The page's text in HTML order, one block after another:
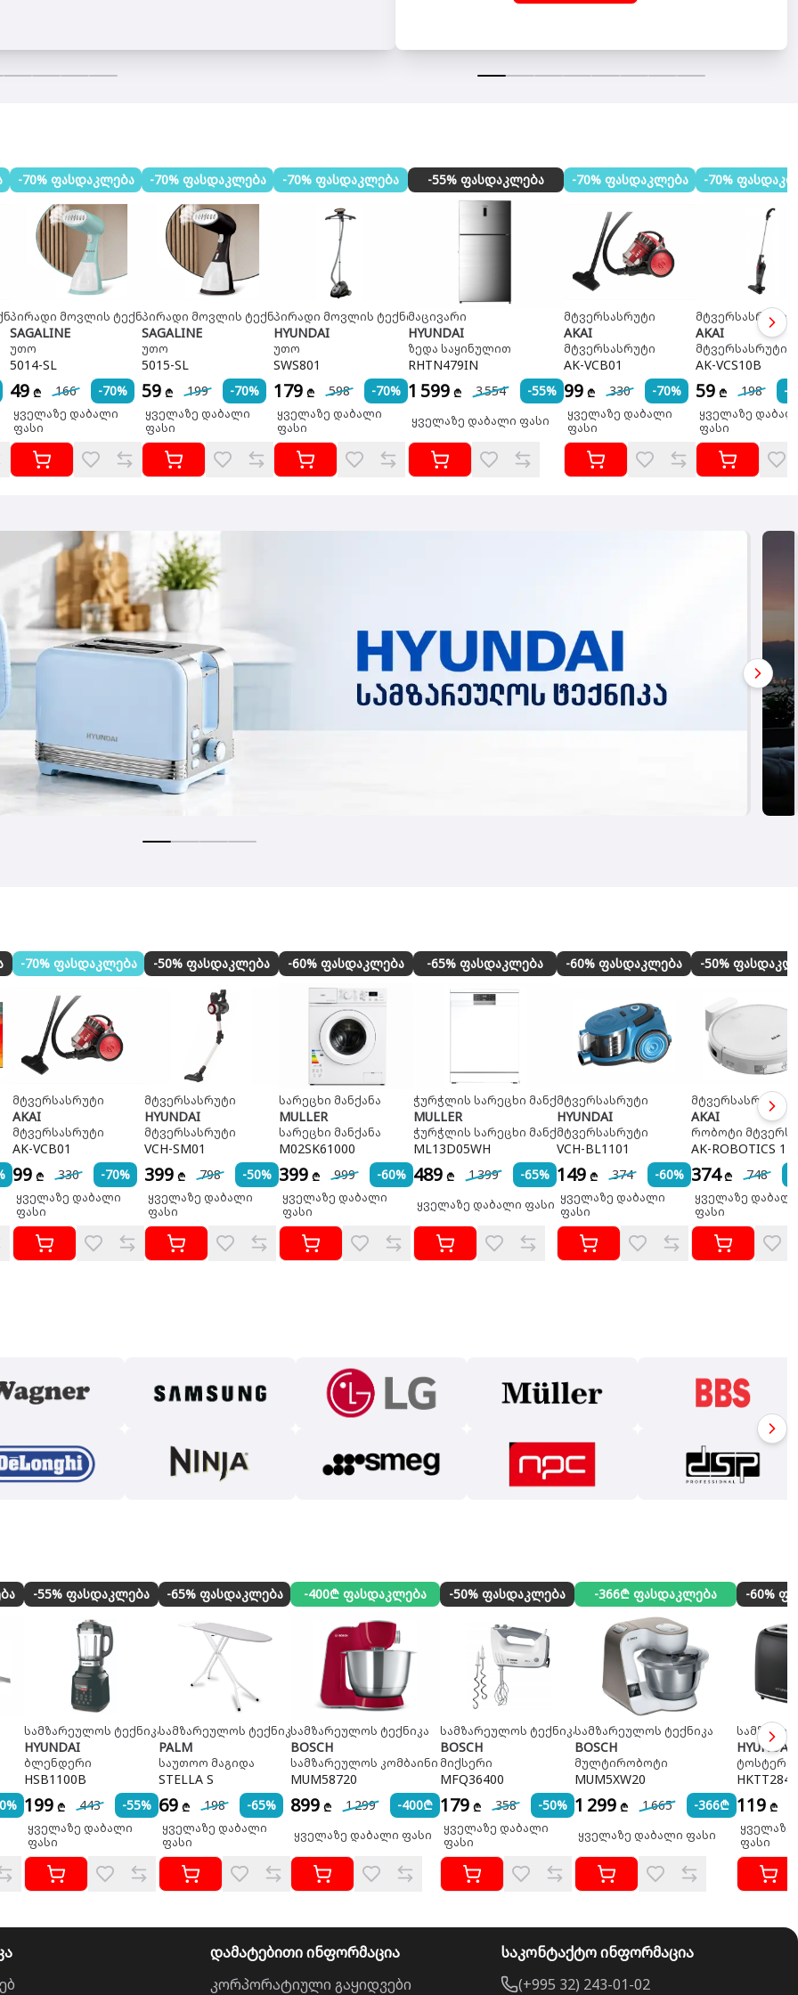
-70% ფასდაკლება
პირადი მოვლის ტექნიკა
SAGALINE
უთო
5014-SL
49 ₾ 166 -70%
ყველაზე დაბალი
ფასი
-70% ფასდაკლება
პირადი მოვლის ტექნიკა
SAGALINE
უთო
5015-SL
59 ₾ 199 -70%
ყველაზე დაბალი
ფასი
-70% ფასდაკლება
პირადი მოვლის ტექნიკა
HYUNDAI
უთო
SWS801
179 ₾ 598 -70%
ყველაზე დაბალი
ფასი
-55% ფასდაკლება
მაცივარი
HYUNDAI
ზედა საყინულით
RHTN479IN
1 599 ₾ 3 554 -55%
ყველაზე დაბალი ფასი
-70% ფასდაკლება
მტვერსასრუტი
AKAI
მტვერსასრუტი
AK-VCB01
99 ₾ 330 -70%
ყველაზე დაბალი
ფასი
-70%
მტვერსასრუტი
AKAI
მტვერსასრუტი
AK-VCS10B
59 ₾ 198 -
ყველაზე
ფასი
Go
Go
-70% ფასდაკლება
მტვერსასრუტი
AKAI
მტვერსასრუტი
AK-VCB01
99 ₾ 330 -70%
ყველაზე დაბალი
ფასი
-50% ფასდაკლება
მტვერსასრუტი
HYUNDAI
მტვერსასრუტი
VCH-SM01
399 ₾ 798 -50%
ყველაზე დაბალი
ფასი
-60% ფასდაკლება
სარეცხი მანქანა
MULLER
სარეცხი მანქანა
M02SK61000
399 ₾ 999 -60%
ყველაზე დაბალი
ფასი
-65% ფასდაკლება
ჭურჭლის სარეცხი მანქანა
MULLER
ჭურჭლის სარეცხი მანქანა
ML13D05WH
489 ₾ 1 399 -65%
ყველაზე დაბალი ფასი
-60% ფასდაკლება
მტვერსასრუტი
HYUNDAI
მტვერსასრუტი
VCH-BL1101
149 ₾ 374 -60%
ყველაზე დაბალი
ფასი
-50%
მტვერსასრუტი
AKAI
რობოტი
AK-ROBOTICS 1
374 ₾ 748
ყველაზე
ფასი
-55% ფასდაკლება
სამზარეულოს ტექნიკა
HYUNDAI
ბლენდერი
HSB1100B
199 ₾ 443 -55%
ყველაზე დაბალი
ფასი
-65% ფასდაკლება
სამზარეულოს ტექნიკა
PALM
საუთოო მაგიდა
STELLA S
69 ₾ 198 -65%
ყველაზე დაბალი
ფასი
-400₾ ფასდაკლება
სამზარეულოს ტექნიკა
BOSCH
სამზარეულოს კომბაინი
MUM58720
899 ₾ 1 299 -400₾
ყველაზე დაბალი ფასი
-50% ფასდაკლება
სამზარეულოს ტექნიკა
BOSCH
მიქსერი
MFQ36400
179 ₾ 358 -50%
ყველაზე დაბალი
ფასი
-366₾ ფასდაკლება
სამზარეულოს ტექნიკა
BOSCH
მულტირობოტი
MUM5XW20
1 299 ₾ 1 665 -366₾
ყველაზე დაბალი ფასი
-60%
HYUNDAI
ტოსტერი
119 ₾
ფასი
დამატებითი ინფორმაცია
კორპორატიული გაყიდვები
საკონტაქტო ინფორმაცია
(+995 32) 243-01-02